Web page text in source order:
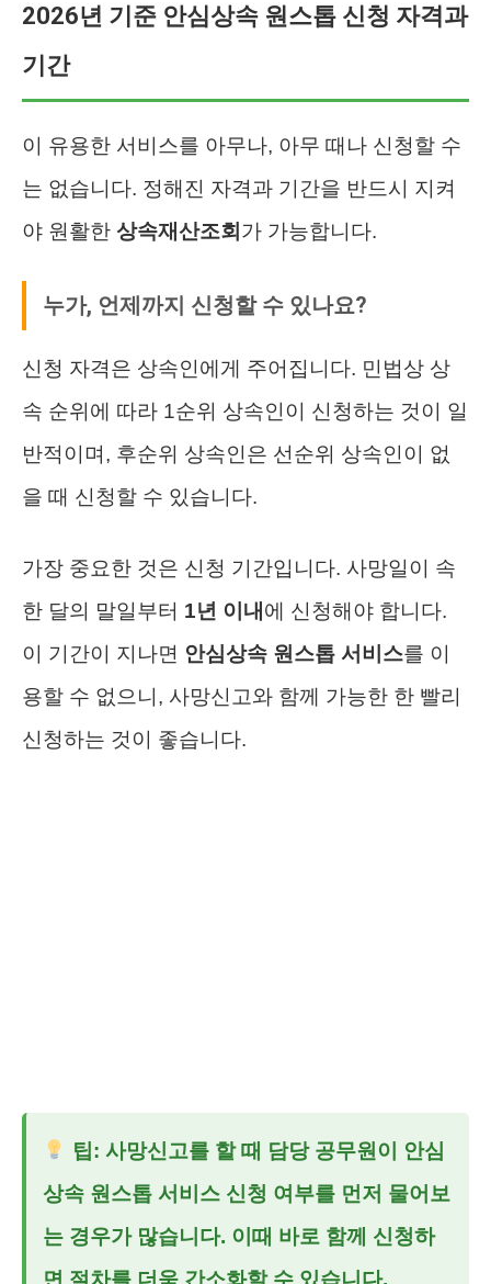
2026년 기준 안심상속 원스톱 신청 자격과
기간
이 유용한 서비스를 아무나, 아무 때나 신청할 수
는 없습니다. 정해진 자격과 기간을 반드시 지켜
야 원활한 상속재산조회 가 가능합니다.
누가, 언제까지 신청할 수 있나요?
신청 자격은 상속인에게 주어집니다. 민법상 상
속 순위에 따라 1순위 상속인이 신청하는 것이 일
반적이며, 후순위 상속인은 선순위 상속인이 없
을 때 신청할 수 있습니다.
가장 중요한 것은 신청 기간입니다. 사망일이 속
한 달의 말일부터 1년 이내 에 신청해야 합니다.
이 기간이 지나면 안심상속 원스톱 서비스를 이
용할 수 없으니, 사망신고와 함께 가능한 한 빨리
신청하는 것이 좋습니다.
팁: 사망신고를 할 때 담당 공무원이
안심
상속 원스톱 서비스 신청 여부를 먼저 물어보
는 경우가 많습니다. 이때 바로 함께 신청하
면 절차를 더욱 간소화할 수 있습니다.